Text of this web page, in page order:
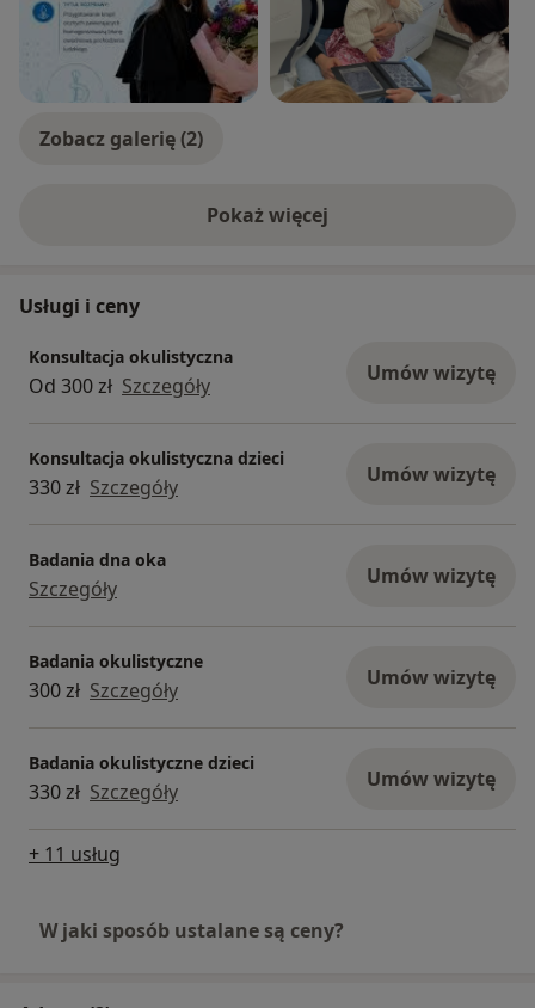
Zobacz galerię (2)
Pokaż więcejo doświadczeniu
Usługi i ceny
Konsultacja okulistyczna
Od 300 zł Szczegóły Umów wizytę
Konsultacja okulistyczna dzieci
330 zł Szczegóły Umów wizytę
Badania dna oka
Szczegóły Umów wizytę
Badania okulistyczne
300 zł Szczegóły Umów wizytę
Badania okulistyczne dzieci
330 zł Szczegóły Umów wizytę
+ 11 usług
W jaki sposób ustalane są ceny?